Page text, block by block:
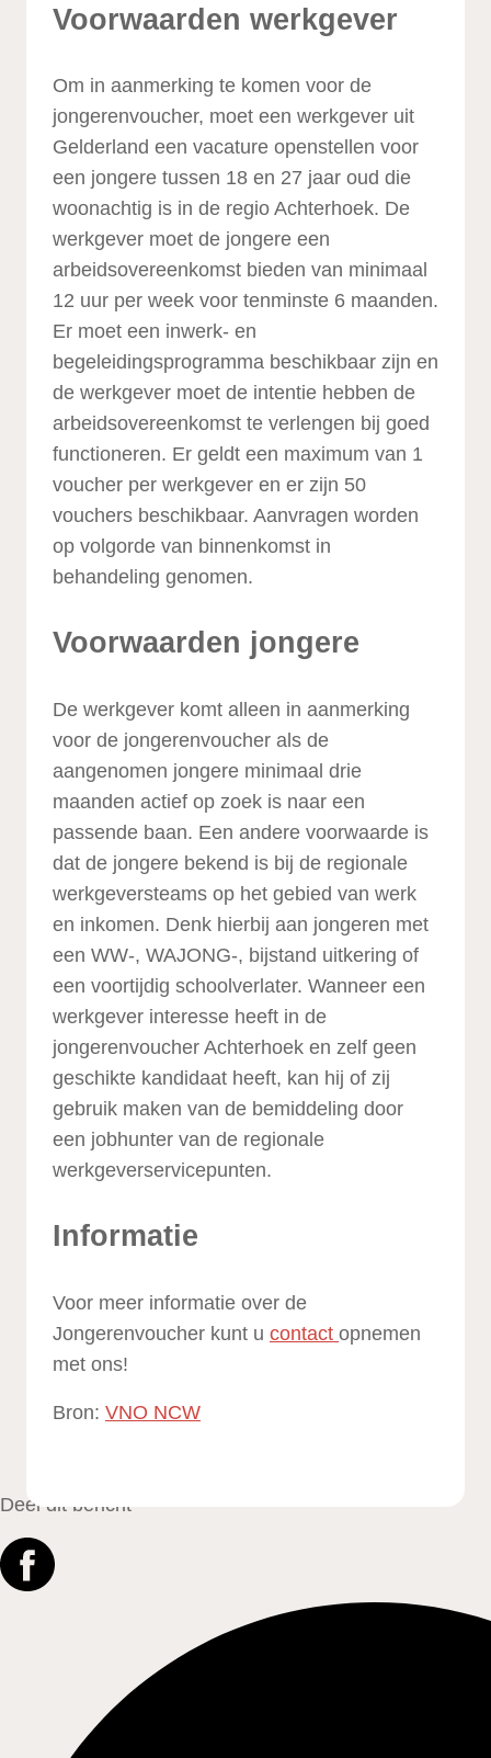
Voorwaarden werkgever
Om in aanmerking te komen voor de
jongerenvoucher, moet een werkgever uit
Gelderland een vacature openstellen voor
een jongere tussen 18 en 27 jaar oud die
woonachtig is in de regio Achterhoek. De
werkgever moet de jongere een
arbeidsovereenkomst bieden van minimaal
12 uur per week voor tenminste 6 maanden.
Er moet een inwerk- en
begeleidingsprogramma beschikbaar zijn en
de werkgever moet de intentie hebben de
arbeidsovereenkomst te verlengen bij goed
functioneren. Er geldt een maximum van 1
voucher per werkgever en er zijn 50
vouchers beschikbaar. Aanvragen worden
op volgorde van binnenkomst in
behandeling genomen.
Voorwaarden jongere
De werkgever komt alleen in aanmerking
voor de jongerenvoucher als de
aangenomen jongere minimaal drie
maanden actief op zoek is naar een
passende baan. Een andere voorwaarde is
dat de jongere bekend is bij de regionale
werkgeversteams op het gebied van werk
en inkomen. Denk hierbij aan jongeren met
een WW-, WAJONG-, bijstand uitkering of
een voortijdig schoolverlater. Wanneer een
werkgever interesse heeft in de
jongerenvoucher Achterhoek en zelf geen
geschikte kandidaat heeft, kan hij of zij
gebruik maken van de bemiddeling door
een jobhunter van de regionale
werkgeverservicepunten.
Informatie
Voor meer informatie over de
Jongerenvoucher kunt u contact opnemen
met ons!
Bron: VNO NCW
Deel dit bericht